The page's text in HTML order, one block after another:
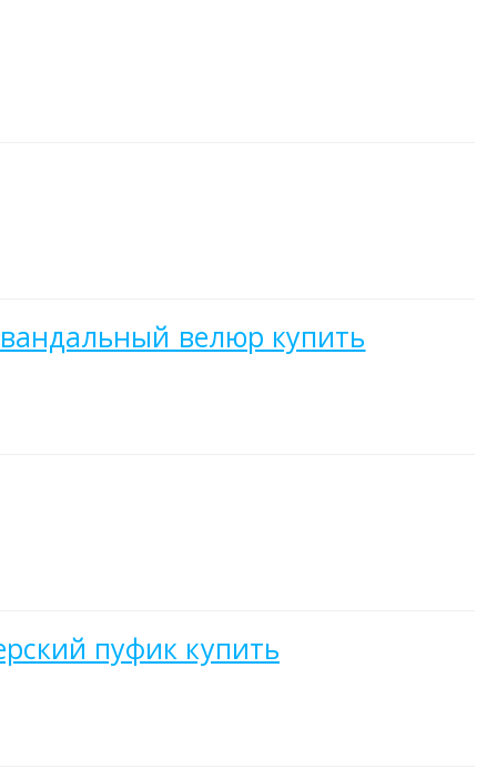
велюр купить
пуфик купить